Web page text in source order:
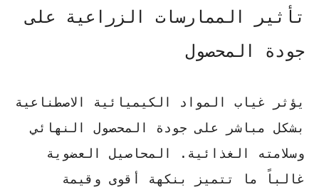
تأثير الممارسات الزراعية على
جودة المحصول
يؤثر غياب المواد الكيميائية الاصطناعية
بشكل مباشر على جودة المحصول النهائي
وسلامته الغذائية. المحاصيل العضوية
غالباً ما تتميز بنكهة أقوى وقيمة